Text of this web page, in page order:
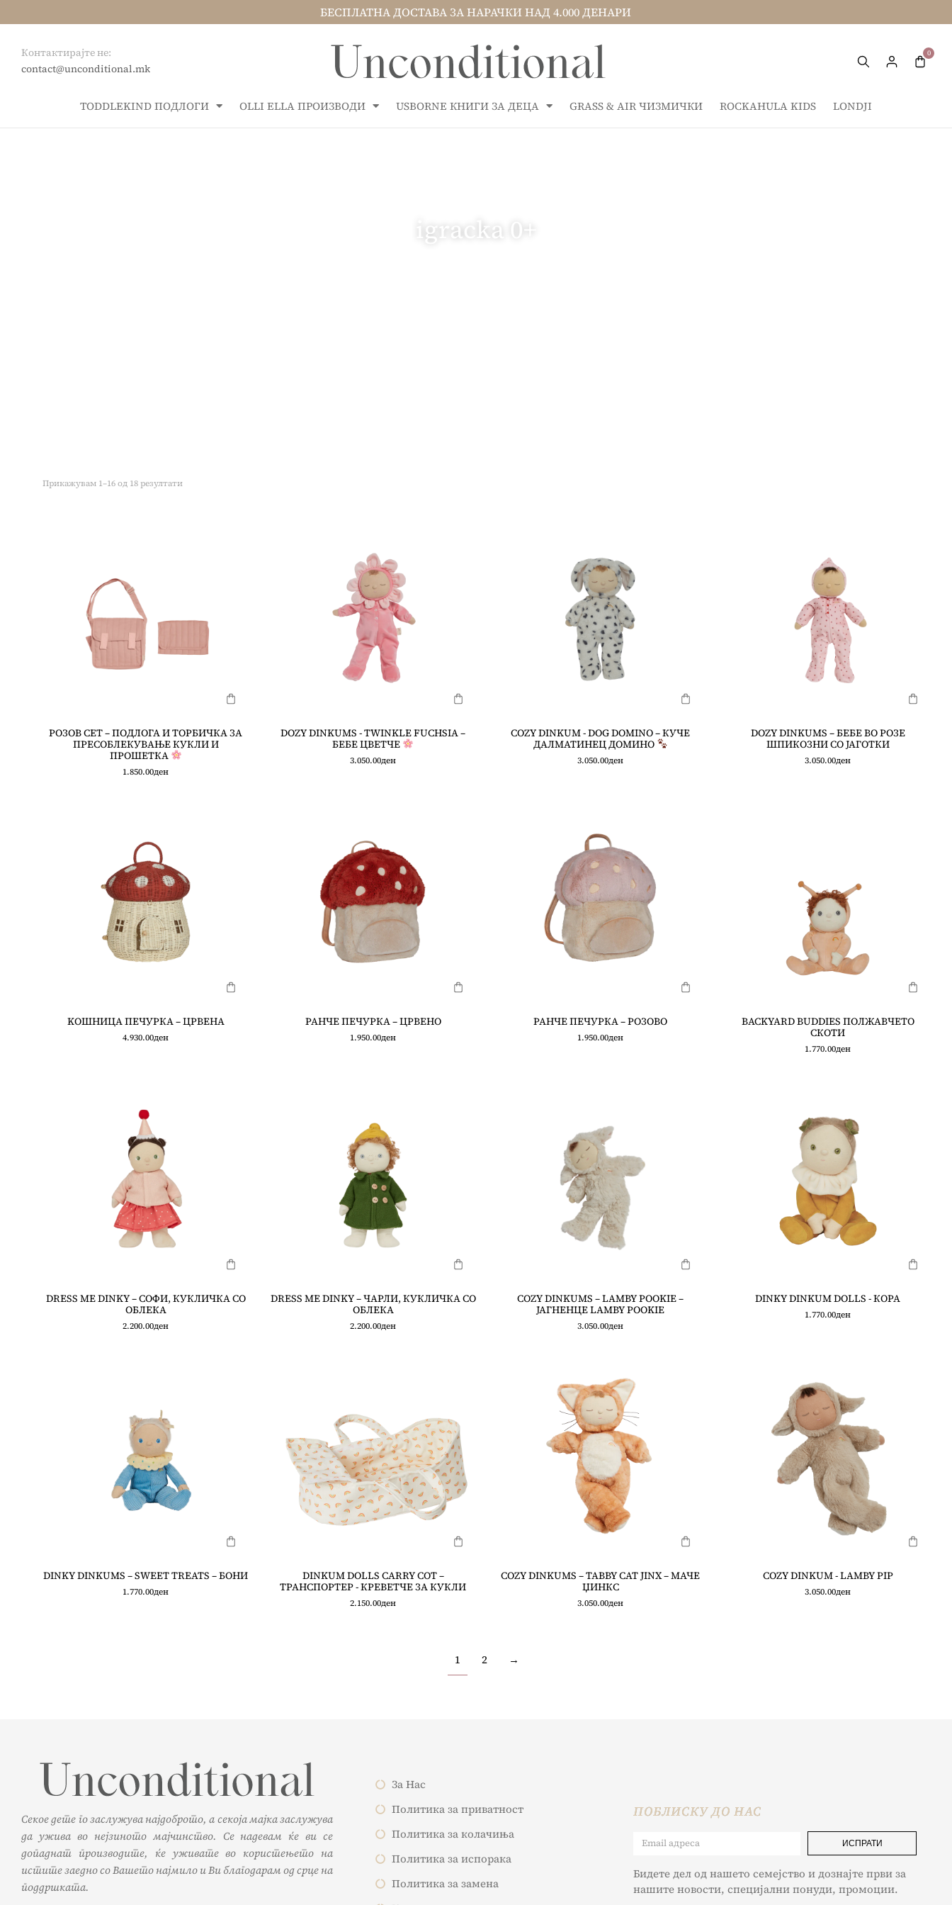
БЕСПЛАТНА ДОСТАВА ЗА НАРАЧКИ НАД 4.000 ДЕНАРИ
Контактирајте не:
contact@unconditional.mk
ТОDDLEKIND ПОДЛОГИ OLLI ELLA ПРОИЗВОДИ USBORNE КНИГИ ЗА ДЕЦА GRASS & AIR ЧИЗМИЧКИ ROCKAHULA KIDS LONDJI
igracka 0+
Прикажувам 1–16 од 18 резултати
РОЗОВ СЕТ – ПОДЛОГА И ТОРБИЧКА ЗА
ПРЕСОБЛЕКУВАЊЕ КУКЛИ И
ПРОШЕТКА
1.850.00ден
DOZY DINKUMS - TWINKLE FUCHSIA –
БЕБЕ ЦВЕТЧЕ
3.050.00ден
COZY DINKUM - DOG DOMINO – КУЧЕ
ДАЛМАТИНЕЦ ДОМИНО
3.050.00ден
DOZY DINKUMS – БЕБЕ ВО РОЗЕ
ШПИКОЗНИ СО ЈАГОТКИ
3.050.00ден
KOШНИЦА ПЕЧУРКА – ЦРВЕНА
4.930.00ден
РАНЧЕ ПЕЧУРКА – ЦРВЕНО
1.950.00ден
РАНЧЕ ПЕЧУРКА – РОЗОВО
1.950.00ден
BACKYARD BUDDIES ПОЛЖАВЧЕТО
СКОТИ
1.770.00ден
DRESS ME DINKY – СОФИ, КУКЛИЧКА СО
ОБЛЕКА
2.200.00ден
DRESS ME DINKY – ЧАРЛИ, КУКЛИЧКА СО
ОБЛЕКА
2.200.00ден
COZY DINKUMS – LAMBY POOKIE –
ЈАГНЕНЦЕ LAMBY POOKIE
3.050.00ден
DINKY DINKUM DOLLS - КОРА
1.770.00ден
DINKY DINKUMS – SWEET TREATS – БОНИ
1.770.00ден
DINKUM DOLLS CARRY COT –
ТРАНСПОРТЕР - КРЕВЕТЧЕ ЗА КУКЛИ
2.150.00ден
COZY DINKUMS – TABBY CAT JINX – МАЧЕ
ЏИНКС
3.050.00ден
COZY DINKUM - LAMBY PIP
3.050.00ден
1 2 →
Секое дете го заслужува најдоброто, а секоја мајка заслужува
да ужива во нејзиното мајчинство. Се надевам ќе ви се
допаднат производите, ќе уживате во користењето на
истите заедно со Вашето најмило и Ви благодарам од срце на
поддршката.
За Нас
Политика за приватност
Политика за колачиња
Политика за испорака
Политика за замена
ПОБЛИСКУ ДО НАС
ИСПРАТИ
Бидете дел од нашето семејство и дознајте први за
нашите новости, специјални понуди, промоции.